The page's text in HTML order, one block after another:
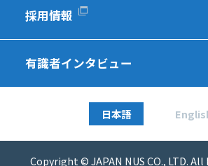
採用情報
有識者インタビュー
日本語
Copyright © JAPAN NUS CO., LTD.